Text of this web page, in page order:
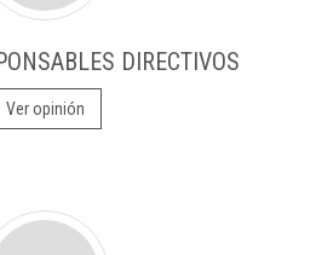
DIRECTIVOS
Ver opinión